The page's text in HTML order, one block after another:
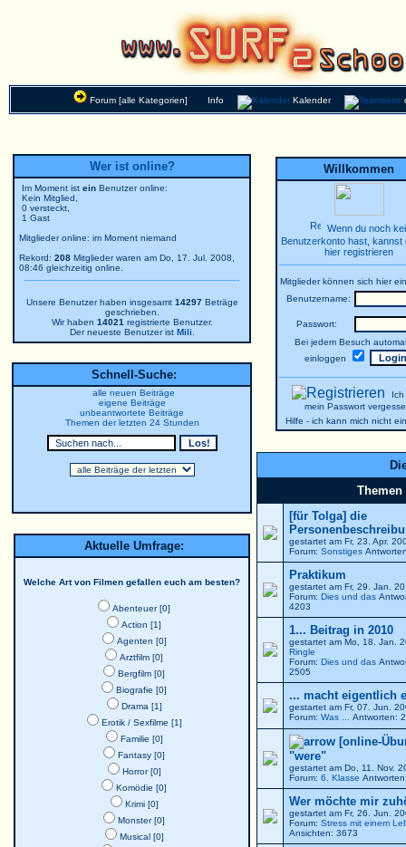
Forum [alle Kategorien] Info Kalender
Wer ist online?
Im Moment ist ein Benutzer online:
Kein Mitglied,
0 versteckt,
1 Gast
Mitglieder online: im Moment niemand
Rekord: 208 Mitglieder waren am Do, 17. Jul. 2008,
08:46 gleichzeitig online.
Unsere Benutzer haben insgesamt 14297Beträge
geschrieben.
Wir haben 14021 registrierte Benutzer.
Der neueste Benutzer ist Mili
Schnell-Suche:
alle neuen Beiträge
eigene Beiträge
unbeantwortete Beiträge
Themen der letzten 24 Stunden
Aktuelle Umfrage:
Welche Art von Filmen gefallen euch am besten?
Abenteuer [0]
Action [1]
Agenten [0]
Arztfilm [0]
Bergfilm [0]
Biografie [0]
Drama [1]
Erotik / Sexfilme [1]
Familie [0]
Fantasy [0]
Horror [0]
Komödie [0]
Krimi [0]
Monster [0]
Musical [0]
Willkommen
Wenn du noch
Benutzerkonto hast, kannst
hier registrieren
Mitglieder können sich hier
Benutzername:
Passwort:
Bei jedem Besuch
einloggen
mein Passwort
Hilfe - ich kann mich nicht
Themen
[für Tolga] die
gestartet am Fr, 23. Apr.
Forum: Sonstiges
Praktikum
gestartet am Fr, 29. Jan.
Forum: Dies und das
4203
1... Beitrag in 2010
gestartet am Mo, 18. Jan.
Ringle
Forum: Dies und das
2505
... macht eigentlich
gestartet am Fr, 07. Jun.
Forum: Was ... Antworten:
[online-
"were"
gestartet am Do, 11. Nov.
Forum: 6. Klasse
Wer möchte mir
gestartet am Fr, 26. Jun.
Forum: Stress mit einem
Ansichten: 3673